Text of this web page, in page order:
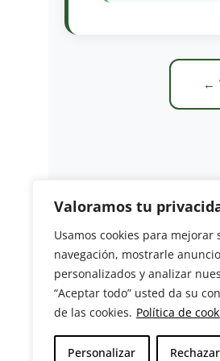
Valoramos tu
Usamos cookies para mejorar
navegación, mostrarle
personalizados y analizar
“Aceptar todo” usted da su
de las cookies. Política de
Personalizar
←
Revista del Sector
C/ Presidente
41013 Sevilla. ESPAÑA
Tel: (+34) 954 25 88 51